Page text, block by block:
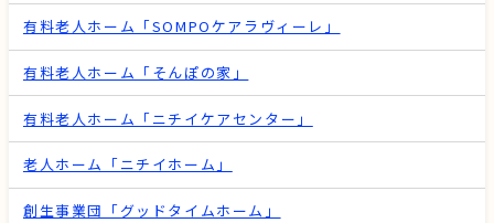
有料老人ホーム「SOMPOケアラヴィーレ」
有料老人ホーム「そんぽの家」
有料老人ホーム「ニチイケアセンター」
老人ホーム「ニチイホーム」
創生事業団「グッドタイムホーム」